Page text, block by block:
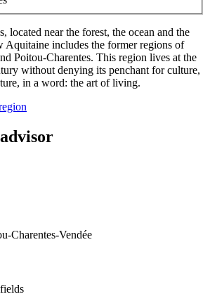
located near the forest, the ocean and the
Aquitaine includes the former regions of
Poitou-Charentes. This region lives at the
without denying its penchant for culture,
in a word: the art of living.
Charentes-Vendée